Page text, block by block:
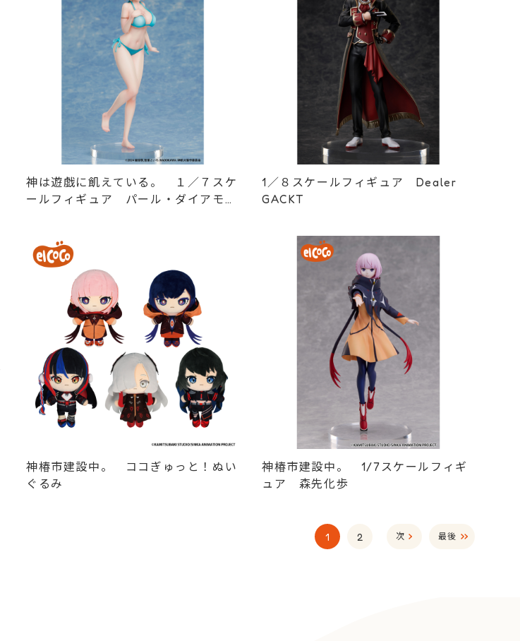
神は遊戯に飢えている。 １／７スケ
ールフィギュア パール・ダイアモン
1／８スケールフィギュア Dealer
GACKT
神椿市建設中。 ココぎゅっと！ぬい
ぐるみ
神椿市建設中。 1/7スケールフィギ
ュア 森先化歩
1 2 次 最後